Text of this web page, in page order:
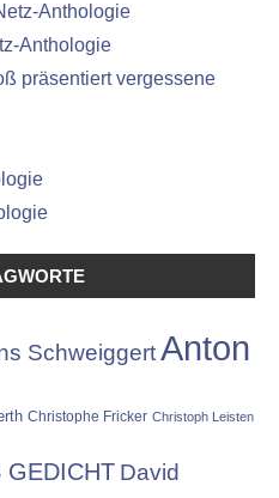
Anthologie
Anthologie
präsentiert vergessene
SchweiggertAnton
Christophe Fricker Christoph Leisten
GEDICHT David